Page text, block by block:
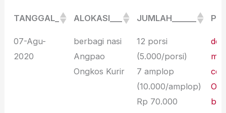
TANGGAL_ ALOKASI___ JUMLAH______
TANGGAL_
ALOKASI___ JUMLAH______
07-Agu-
2020
berbagi nasi
Angpao
Ongkos Kurir
12 porsi
(5.000/porsi)
7 amplop
(10.000/amplop)
Rp 70.000
de
bi